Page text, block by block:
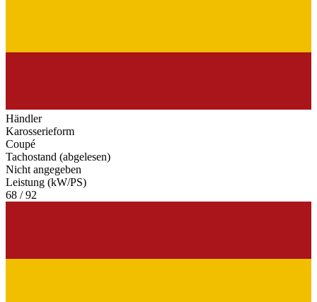
Händler
Karosserieform
Coupé
Tachostand (abgelesen)
Nicht angegeben
Leistung (kW/PS)
68 / 92